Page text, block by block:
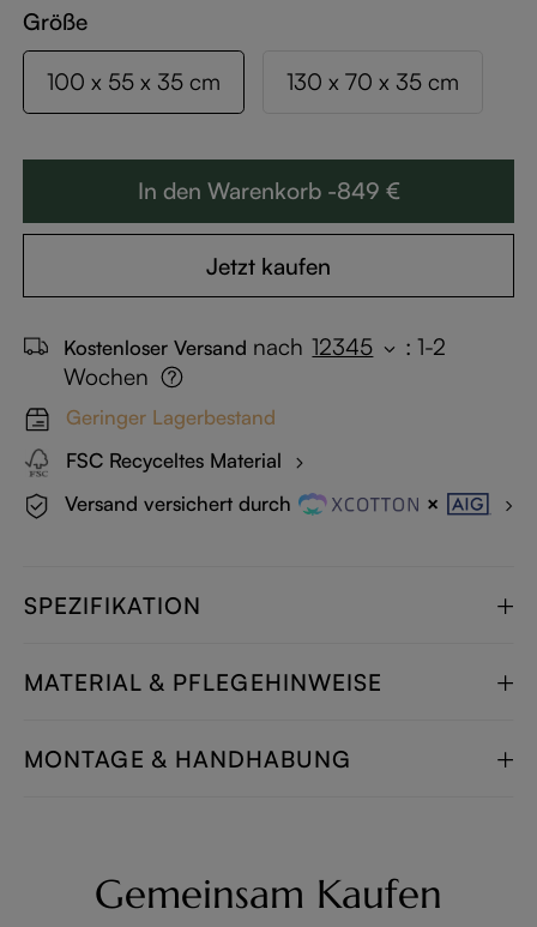
Größe
100 x 55 x 35 cm 130 x 70 x 35 cm
In den Warenkorb -849 €
Jetzt kaufen
Kostenloser Versand nach 12345 : 1-2
Wochen
Geringer Lagerbestand
FSC Recyceltes Material
Versand versichert durch
SPEZIFIKATION
MATERIAL & PFLEGEHINWEISE
MONTAGE & HANDHABUNG
Gemeinsam Kaufen